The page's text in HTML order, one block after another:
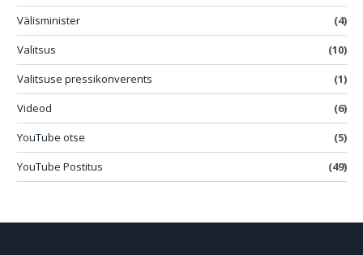
Välisminister
(4)
Valitsus
(10)
Valitsuse pressikonverents
(1)
Videod
(6)
YouTube otse
(5)
YouTube Postitus
(49)